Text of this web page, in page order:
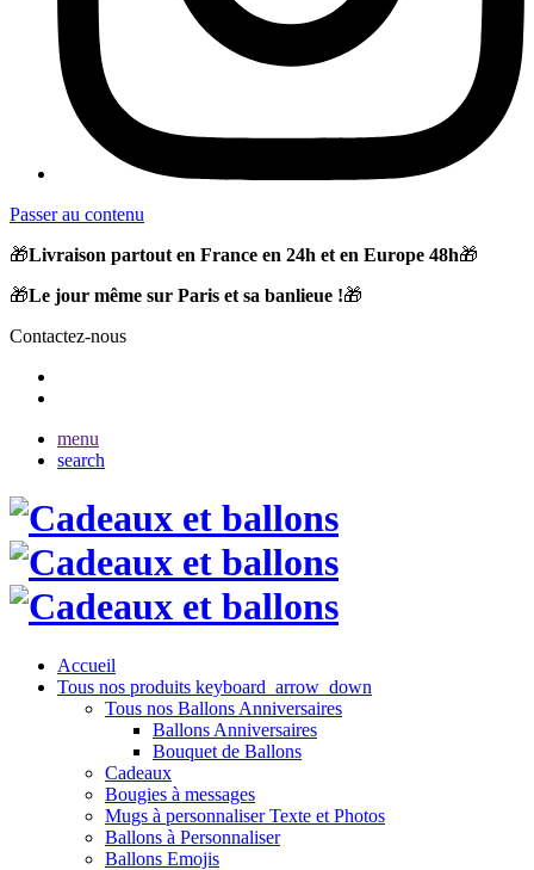
Passer au contenu
🎁Livraison partout en France en 24h et en Europe 48h🎁
🎁Le jour même sur Paris et sa banlieue !🎁
Contactez-nous
menu
search
Accueil
Tous nos produits keyboard_arrow_down
Tous nos Ballons Anniversaires
Ballons Anniversaires
Bouquet de Ballons
Cadeaux
Bougies à messages
Mugs à personnaliser Texte et Photos
Ballons à Personnaliser
Ballons Emojis